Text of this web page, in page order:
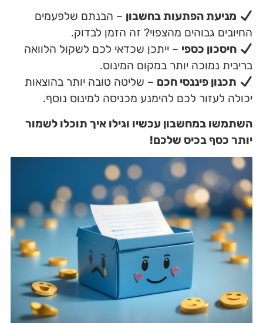
מניעת הפתעות בחשבון – הבנתם שלפעמים
החיובים גבוהים מהצפוי? זה הזמן לבדוק.
חיסכון כספי – ייתכן שכדאי לכם לשקול הלוואה
בריבית נמוכה יותר במקום המינוס.
תכנון פיננסי חכם – שליטה טובה יותר בהוצאות
יכולה לעזור לכם להימנע מכניסה למינוס נוסף.
השתמשו במחשבון עכשיו וגילו איך תוכלו לשמור
יותר כסף בכיס שלכם!